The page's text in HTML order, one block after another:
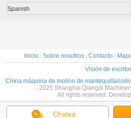
Chatea
Spanish
Inicio| Sobre nosotros| Contacto|
Visión de
China máquina de molino de mantequilla/
- 2025 Shanghai Qiangdi
All rights reserved.